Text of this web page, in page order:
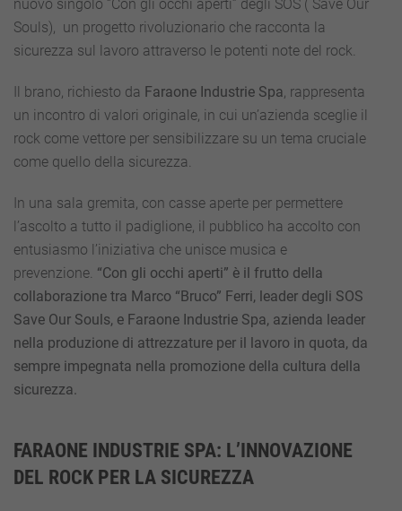
singolo
degli
a
Faraone
Industrie
Spa
nuovo singolo “Con gli occhi aperti” degli SOS ( Save Our
Souls), un progetto rivoluzionario che racconta la
sicurezza sul lavoro attraverso le potenti note del rock.
Il brano, richiesto da Faraone Industrie Spa, rappresenta
un incontro di valori originale, in cui un’azienda sceglie il
rock come vettore per sensibilizzare su un tema cruciale
come quello della sicurezza.
In una sala gremita, con casse aperte per permettere
l’ascolto a tutto il padiglione, il pubblico ha accolto con
entusiasmo l’iniziativa che unisce musica e
prevenzione. “Con gli occhi aperti” è il frutto della
collaborazione tra Marco “Bruco” Ferri, leader degli SOS
Save Our Souls, e Faraone Industrie Spa, azienda leader
nella produzione di attrezzature per il lavoro in quota, da
sempre impegnata nella promozione della cultura della
sicurezza.
FARAONE INDUSTRIE SPA: L’INNOVAZIONE
DEL ROCK PER LA SICUREZZA